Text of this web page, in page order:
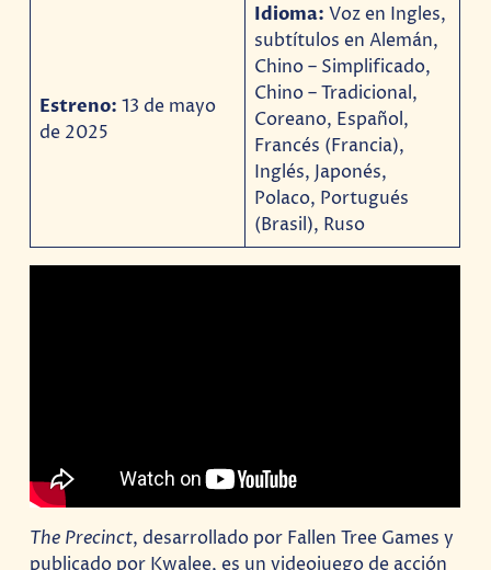
Estreno: 13 de mayo
de 2025
Idioma: Voz en Ingles,
subtítulos en Alemán,
Chino – Simplificado,
Chino – Tradicional,
Coreano, Español,
Francés (Francia),
Inglés, Japonés,
Polaco, Portugués
(Brasil), Ruso
The Precinct, desarrollado por Fallen Tree Games y
publicado por Kwalee, es un videojuego de acción